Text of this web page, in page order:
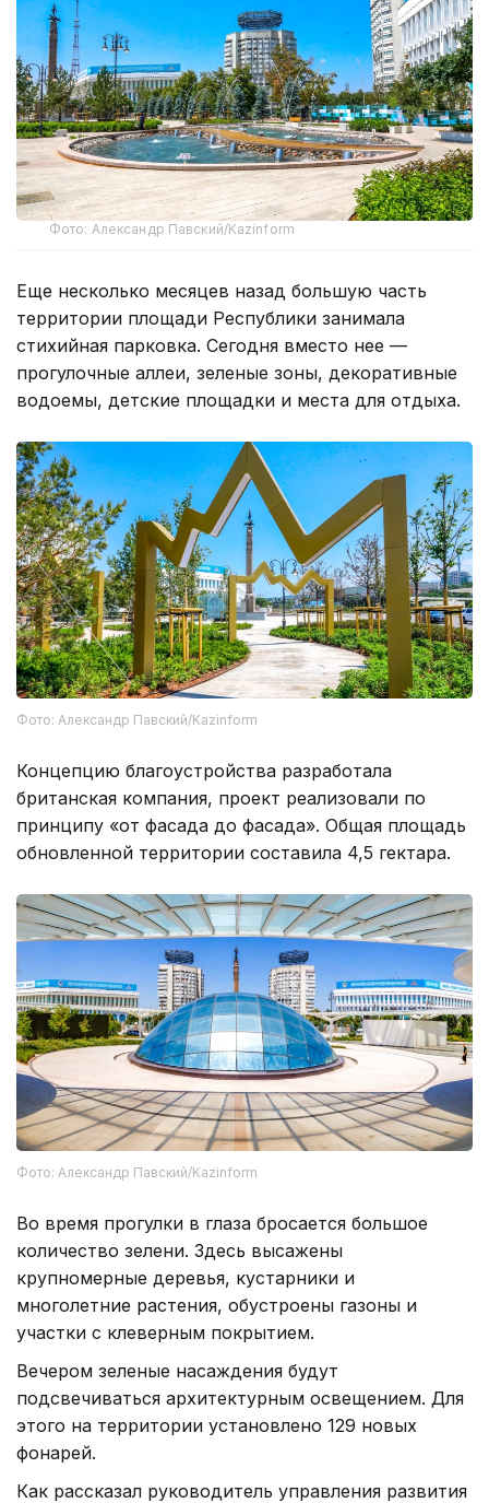
Фото: Александр Павский/Kazinform
Еще несколько месяцев назад большую часть
территории площади Республики занимала
стихийная парковка. Сегодня вместо нее —
прогулочные аллеи, зеленые зоны, декоративные
водоемы, детские площадки и места для отдыха.
Фото: Александр Павский/Kazinform
Концепцию благоустройства разработала
британская компания, проект реализовали по
принципу «от фасада до фасада». Общая площадь
обновленной территории составила 4,5 гектара.
Фото: Александр Павский/Kazinform
Во время прогулки в глаза бросается большое
количество зелени. Здесь высажены
крупномерные деревья, кустарники и
многолетние растения, обустроены газоны и
участки с клеверным покрытием.
Вечером зеленые насаждения будут
подсвечиваться архитектурным освещением. Для
этого на территории установлено 129 новых
фонарей.
Как рассказал руководитель управления развития